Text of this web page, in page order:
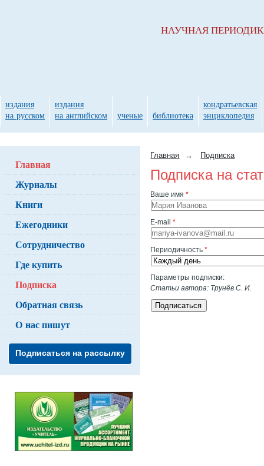
Главная → Подписка
Подписка на
Ваше имя*
E-mail*
Периодичность*
Параметры подписки:
Статьи автора: Трунёв С. И.
Подписаться
Главная
Журналы
Книги
Ежегодники
Сотрудничество
Где купить
Подписка
Обратная связь
О нас пишут
Подписаться на рассылку
НАУЧНАЯ
издания
на русском
издания
на английском
ученые библиотека
кондратьевская
энциклопедия